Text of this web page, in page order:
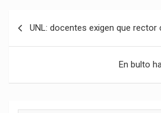
UNL: docentes exigen que rector
En bulto